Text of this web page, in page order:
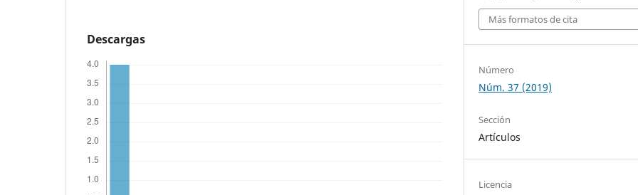
Descargas
Más formatos de cita
Número
Núm. 37 (2019)
Sección
Artículos
Licencia